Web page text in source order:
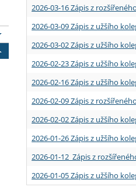
2026-03-16 Zápis z
2026-03-09 Zápis z užšího
2026-03-02 Zápis z užšího
2026-02-23 Zápis z užšího
2026-02-16 Zápis z užšího
2026-02-09 Zápis z
2026-02-02 Zápis z užšího
2026-01-26 Zápis z užšího
2026-01-12 Zápis z
2026-01-05 Zápis z užšího